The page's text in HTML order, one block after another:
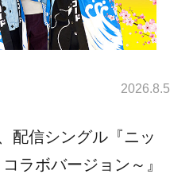
2026.8.5
配信シングル『ニッ
ラボバージョン～』